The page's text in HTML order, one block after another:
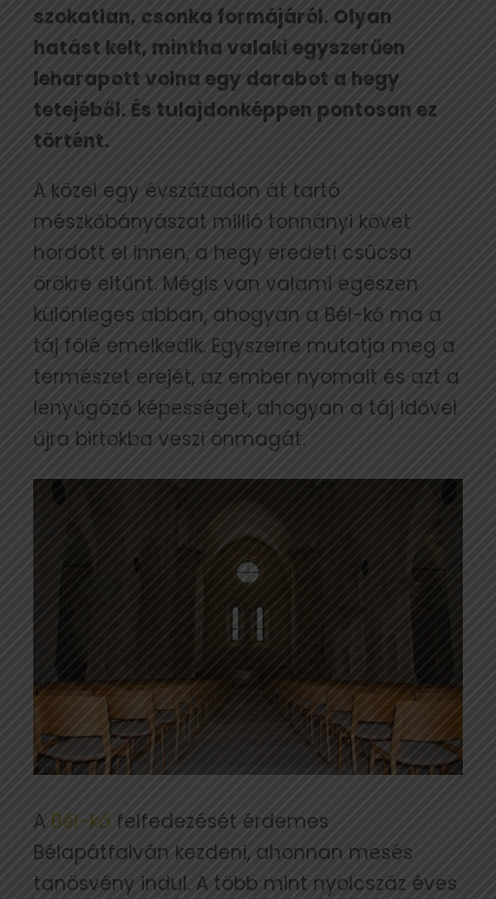
szokatlan, csonka formájáról. Olyan
hatást kelt, mintha valaki egyszerűen
leharapott volna egy darabot a hegy
tetejéből. És tulajdonképpen pontosan ez
történt.
A közel egy évszázadon át tartó
mészkőbányászat millió tonnányi követ
hordott el innen, a hegy eredeti csúcsa
örökre eltűnt. Mégis van valami egészen
különleges abban, ahogyan a Bél-kő ma a
táj fölé emelkedik. Egyszerre mutatja meg a
természet erejét, az ember nyomait és azt a
lenyűgöző képességet, ahogyan a táj idővel
újra birtokba veszi önmagát.
A Bél-kő felfedezését érdemes
Bélapátfalván kezdeni, ahonnan mesés
tanösvény indul. A több mint nyolcszáz éves